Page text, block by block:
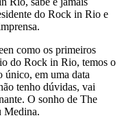
do Rock in Rio e
como os primeiros
do Rock in Rio, temos o
único, em uma data
tenho dúvidas, vai
O sonho de The
Medina.